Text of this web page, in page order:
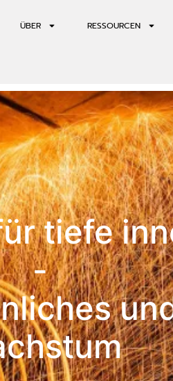
ÜBER RESSOURCEN
tiefe
-